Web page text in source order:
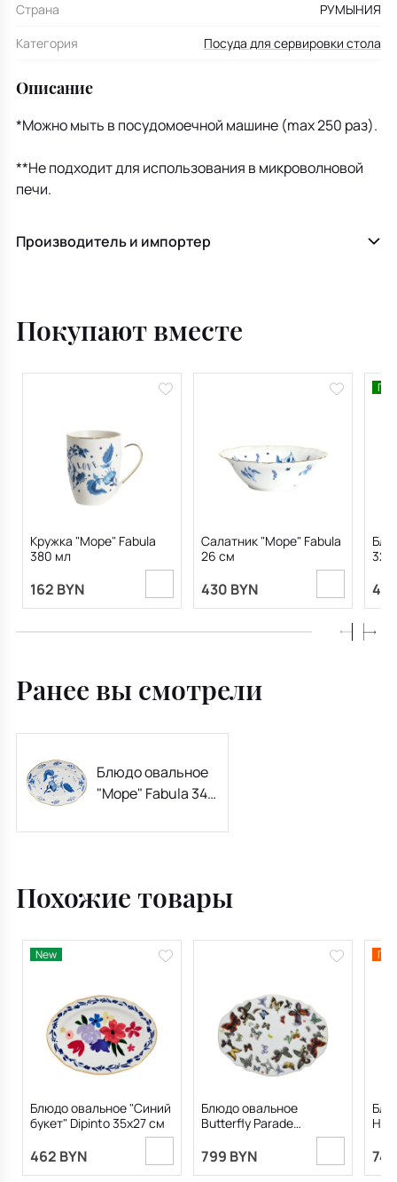
Страна
РУМЫНИЯ
Категория
Посуда для сервировки стола
Описание
*Можно мыть в посудомоечной машине (max 250 раз).
**Не подходит для использования в микроволновой
печи.
Производитель и импортер
Покупают вместе
Кружка "Море" Fabula
380 мл
162 BYN
Салатник "Море" Fabula
26 см
430 BYN
Ранее вы смотрели
Блюдо овальное
"Море" Fabula 34
Похожие товары
New
Блюдо овальное "Синий
букет" Dipinto 35х27 см
462 BYN
Блюдо овальное
Butterfly Parade
799 BYN